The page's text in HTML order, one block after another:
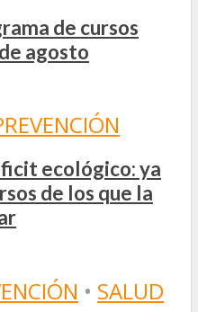
de cursos
agosto
ecológico: ya
de los que la
• SALUD